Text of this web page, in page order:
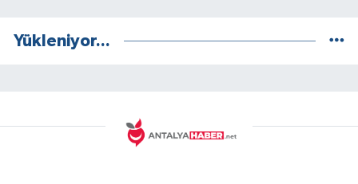
Yükleniyor...